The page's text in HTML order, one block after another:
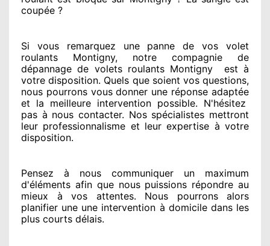
coupée ?
Si vous remarquez une panne de vos volet
roulants Montigny, notre compagnie de
dépannage de volets roulants Montigny
est à
votre disposition. Quels que soient vos questions,
nous pourrons vous donner une réponse adaptée
et la meilleure intervention possible. N'hésitez
pas à nous contacter. Nos spécialistes mettront
leur professionnalisme et leur expertise à votre
disposition.
Pensez à nous communiquer un maximum
d'éléments afin que nous puissions répondre au
mieux à vos attentes. Nous pourrons alors
planifier une une intervention à domiciledans les
plus courts délais.